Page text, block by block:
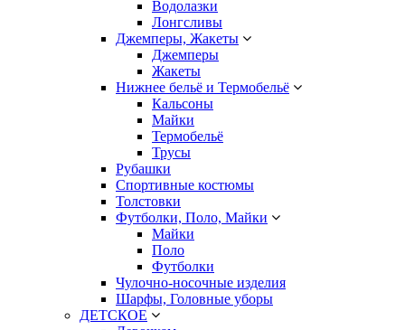
Водолазки
Лонгсливы
Джемперы, Жакеты
Джемперы
Жакеты
Нижнее бельё и Термобельё
Кальсоны
Майки
Термобельё
Трусы
Рубашки
Спортивные костюмы
Толстовки
Футболки, Поло, Майки
Майки
Поло
Футболки
Чулочно-носочные изделия
Шарфы, Головные уборы
ДЕТСКОЕ